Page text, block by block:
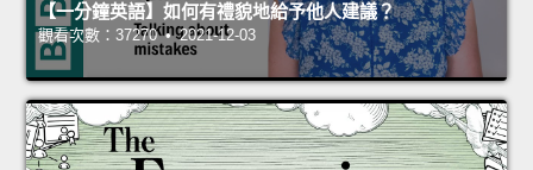
【一分鐘英語】如何有禮貌地給予他人建議？
觀看次數：37270 • 2021-12-03